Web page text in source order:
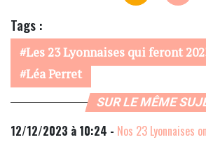
Tags :
Les 23 Lyonnaises qui feront
Léa Perret
SUR LE MÊME
12/12/2023 à 10:24 - Nos 23 Lyonnaises